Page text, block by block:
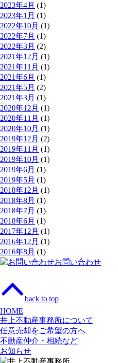
2023年4月 (1)
2023年1月 (1)
2022年10月 (1)
2022年7月 (1)
2022年3月 (2)
2021年12月 (1)
2021年11月 (1)
2021年6月 (1)
2021年5月 (2)
2021年3月 (1)
2020年12月 (1)
2020年11月 (1)
2020年10月 (1)
2019年12月 (2)
2019年11月 (1)
2019年10月 (1)
2019年6月 (1)
2019年5月 (1)
2018年12月 (1)
2018年8月 (1)
2018年7月 (1)
2018年6月 (1)
2017年12月 (1)
2016年12月 (1)
2016年8月 (1)
お問い合わせ
back to top
HOME
井上不動産事務所について
任意売却をご希望の方へ
不動産仲介・相続など
お知らせ